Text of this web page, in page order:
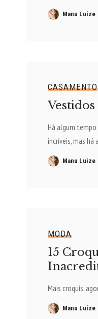
Manu Luize
CASAMENTO
Há algum
incríveis, mas
Manu Luize
MODA
15
Mais croquis,
Manu Luize